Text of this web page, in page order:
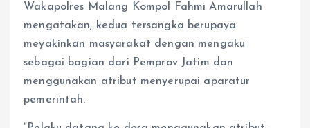
Wakapolres Malang Kompol Fahmi Amarullah
mengatakan, kedua tersangka berupaya
meyakinkan masyarakat dengan mengaku
sebagai bagian dari Pemprov Jatim dan
menggunakan atribut menyerupai aparatur
pemerintah.